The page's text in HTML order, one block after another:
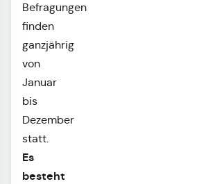
Befragungen
finden
ganzjährig
von
Januar
bis
Dezember
statt.
Es
besteht